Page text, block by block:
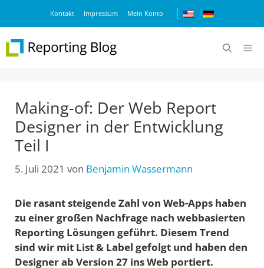
springen
Kontakt Impressum Mein Konto
Making-of: Der Web Report
Designer in der Entwicklung
Teil I
5. Juli 2021 von Benjamin Wassermann
Die rasant steigende Zahl von Web-Apps haben
zu einer großen Nachfrage nach webbasierten
Reporting Lösungen geführt. Diesem Trend
sind wir mit List & Label gefolgt und haben den
Designer ab Version 27 ins Web portiert.